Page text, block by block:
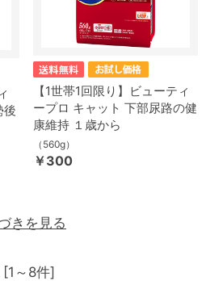
後
【1世帯1回限り】ビューティ
ープロ キャット 下部尿路の健
康維持 １歳から
（560g）
￥300
きを見る
[1～8件]